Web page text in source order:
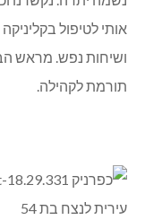
אותי לטיפול
ושיחות נפש. מראש
תורמת לקהילה.